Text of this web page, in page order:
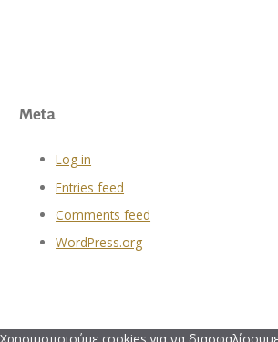
Meta
Log in
Entries feed
Comments feed
WordPress.org